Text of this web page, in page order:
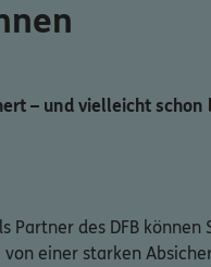
– und vielleicht schon
Partner des DFB
einer starken